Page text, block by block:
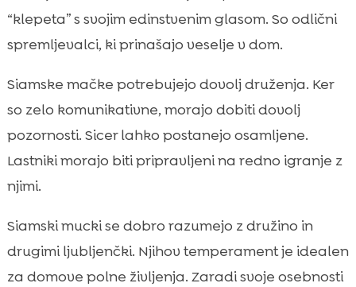
“klepeta” s svojim edinstvenim glasom. So odlični
spremljevalci, ki prinašajo veselje v dom.
Siamske mačke potrebujejo dovolj druženja. Ker
so zelo komunikativne, morajo dobiti dovolj
pozornosti. Sicer lahko postanejo osamljene.
Lastniki morajo biti pripravljeni na redno igranje z
njimi.
Siamski mucki se dobro razumejo z družino in
drugimi ljubljenčki. Njihov temperament je idealen
za domove polne življenja. Zaradi svoje osebnosti